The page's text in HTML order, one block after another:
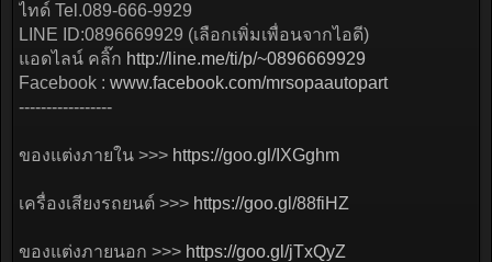
ไทด์ Tel.089-666-9929
LINE ID:0896669929 (เลือกเพิ่มเพื่อนจากไอดี)
แอดไลน์ คลิ๊ก http://line.me/ti/p/~0896669929
Facebook : www.facebook.com/mrsopaautopart
-----------------
ของแต่งภายใน >>> https://goo.gl/IXGghm
เครื่องเสียงรถยนต์ >>> https://goo.gl/88fiHZ
ของแต่งภายนอก >>> https://goo.gl/jTxQyZ